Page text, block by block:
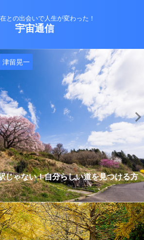
との出会いで人生が変わった！
宇宙通信
降る静かな癒し
津留晃一
じゃない！自分らしい道を見つける方
か迷っているあなたへ。実際に使って
最近どハマりしていました〜
一
（量子波動調整器）のせいなの？
した
ーリー）量子波動調整器について
原さんの解雇に思う